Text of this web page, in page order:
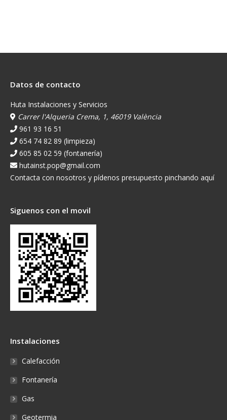
Datos de contacto
Huta Instalaciones y Servicios
Carrer l'Alqueria Crema, 1, 46019 València
961 93 16 51
654 74 82 89 (limpieza)
605 85 02 59 (fontanería)
hutainst.pop@gmail.com
Contacta con nosotros y pídenos presupuesto pinchando aquí
Siguenos con el movil
Instalaciones
Calefacción
Fontanería
Gas
Geotermia